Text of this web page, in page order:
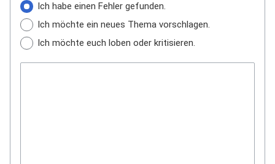
Ich habe einen Fehler gefunden.
Ich möchte ein neues Thema vorschlagen.
Ich möchte euch loben oder kritisieren.